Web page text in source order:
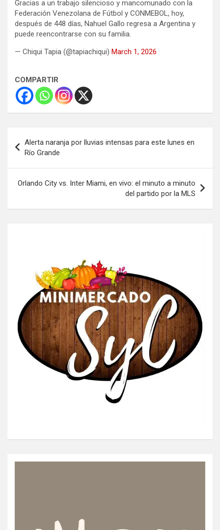
Gracias a un trabajo silencioso y mancomunado con la
Federación Venezolana de Fútbol y CONMEBOL, hoy,
después de 448 días, Nahuel Gallo regresa a Argentina y
puede reencontrarse con su familia.
— Chiqui Tapia (@tapiachiqui) March 1, 2026
COMPARTIR
de
entradas
Alerta naranja por lluvias intensas para este lunes en
Río Grande
Orlando City vs. Inter Miami, en vivo: el minuto a minuto
del partido por la MLS